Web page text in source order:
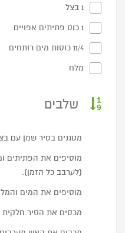
1 בצל
1 כוס פתיתים אפויים
11/4 כוסות מים רותחים
מלח
שלבים
מטגנים בסיר שמן עם
מוסיפים את הפתיתים
(לערבב כל הזמן).
מוסיפים את המים
מכסים את הסיר חלקית